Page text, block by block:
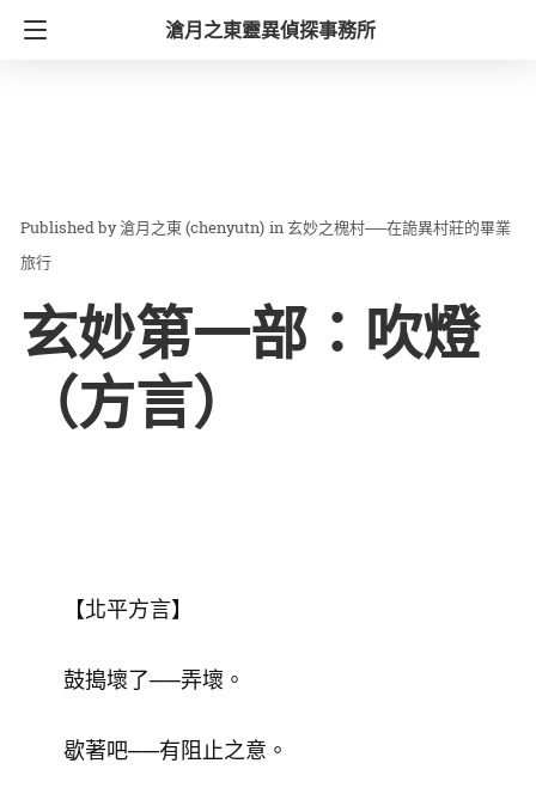
滄月之東靈異偵探事務所
滄月之東 (chenyutn) in玄妙之槐村──在詭異村莊的畢業
旅行
玄妙第一部：吹燈
（方言）
【北平方言】
鼓搗壞了──弄壞。
歇著吧──有阻止之意。